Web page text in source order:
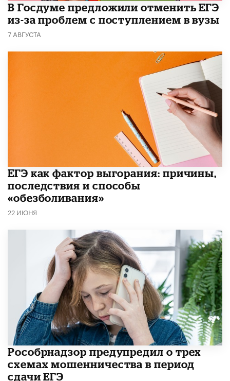
В Госдуме предложили отменить ЕГЭ
из-за проблем с поступлением в вузы
7 АВГУСТА
​ЕГЭ как фактор выгорания: причины,
последствия и способы
«обезболивания»
22 ИЮНЯ
Рособрнадзор предупредил о трех
схемах мошенничества в период
сдачи ЕГЭ